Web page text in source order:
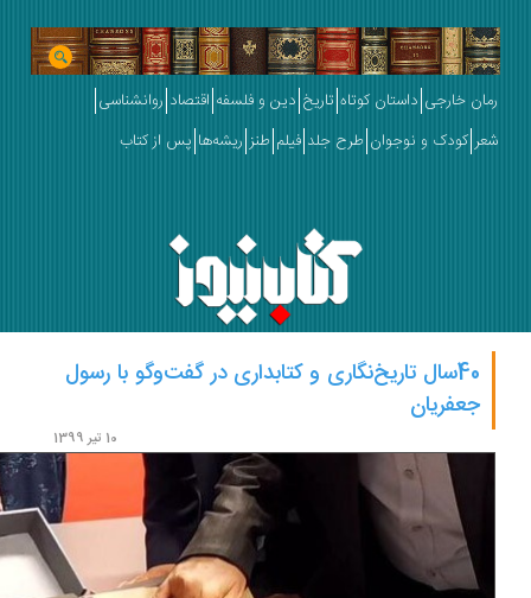
خارجی داستان کوتاه تاریخ دین و فلسفه اقتصاد روانشناسی
کودک و نوجوان طرح جلد فیلم طنز ریشه‌ها پس از کتاب
40سال تاریخ‌نگاری و کتابداری در گفت‌وگو با رسول
جعفریان